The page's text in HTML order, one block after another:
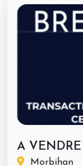
A
Morbihan